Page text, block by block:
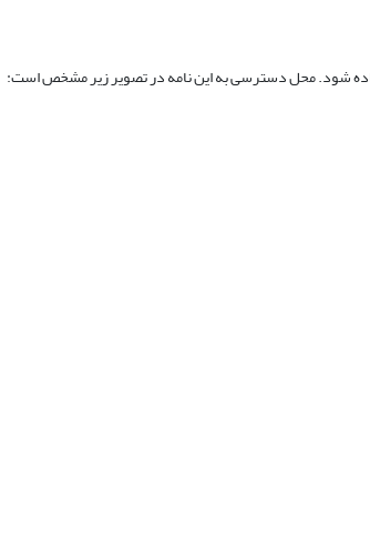
شود. محل دسترسی به این نامه در تصویر زیر مشخص است: